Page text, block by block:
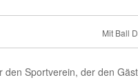
Mit Ball
den Sportverein, der den